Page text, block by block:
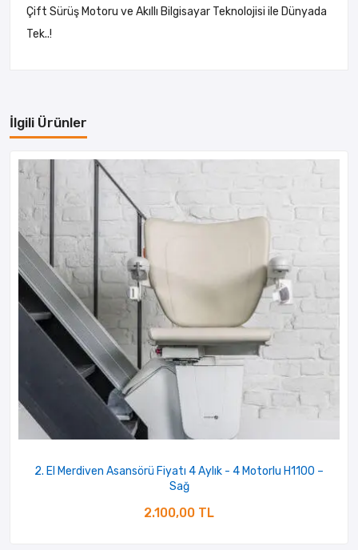
Çift Sürüş Motoru ve Akıllı Bilgisayar Teknolojisi ile Dünyada
Tek..!
İlgili Ürünler
2. El Merdiven Asansörü Fiyatı 4 Aylık - 4 Motorlu H1100 –
Sağ
2.100,00 TL